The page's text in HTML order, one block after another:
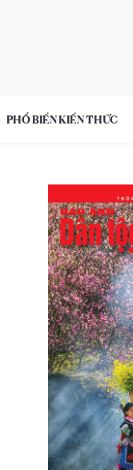
PHỔ BIẾN KIẾN THỨC